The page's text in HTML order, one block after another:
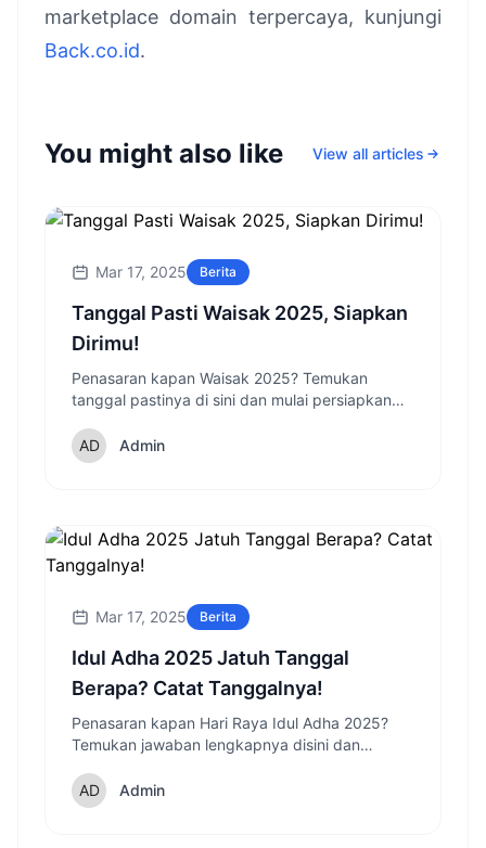
marketplace domain terpercaya, kunjungi
Back.co.id.
You might also like View all articles
Mar 17, 2025 Berita
Tanggal Pasti Waisak 2025, Siapkan
Dirimu!
Penasaran kapan Waisak 2025? Temukan
tanggal pastinya di sini dan mulai persiapkan
Admin
Mar 17, 2025 Berita
Idul Adha 2025 Jatuh Tanggal
Berapa? Catat Tanggalnya!
Penasaran kapan Hari Raya Idul Adha 2025?
Temukan jawaban lengkapnya disini dan
umat Islam ini!
Admin